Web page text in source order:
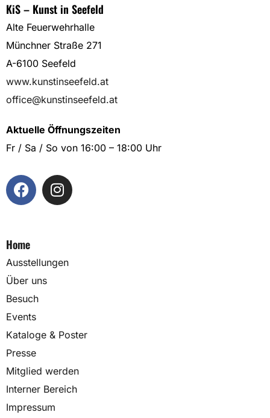
KiS – Kunst in Seefeld
Alte Feuerwehrhalle
Münchner Straße 271
A-6100 Seefeld
www.kunstinseefeld.at
office@kunstinseefeld.at
Aktuelle Öffnungszeiten
Fr / Sa / So von 16:00 – 18:00 Uhr
Home
Ausstellungen
Über uns
Besuch
Events
Kataloge & Poster
Presse
Mitglied werden
Interner Bereich
Impressum